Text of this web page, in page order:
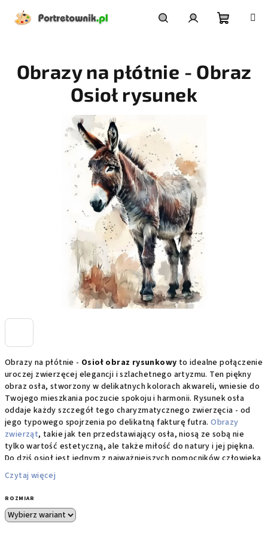
się
Obrazy na płótnie - Osioł obraz rysunkowy to idealne połączenie
uroczej zwierzęcej elegancji i szlachetnego artyzmu. Ten piękny
obraz osła, stworzony w delikatnych kolorach akwareli, wniesie do
Twojego mieszkania poczucie spokoju i harmonii. Rysunek osła
oddaje każdy szczegół tego charyzmatycznego zwierzęcia - od
jego typowego spojrzenia po delikatną fakturę futra.Obrazy
zwierząt, takie jak ten przedstawiający osła, niosą ze sobą nie
tylko wartość estetyczną, ale także miłość do natury i jej piękna.
Do dziś osioł jest jednym z najważniejszych pomocników człowieka
w wielu krajach.
Naszeobrazy na płótnie
wysokiej jakości płótnie malarskim, które gwarantuje długą
żywotność i niesamowite nasycenie kolorów. Obraz osiołka to
Czytaj więcej
ROZMIAR
Obrazy na płótnie - Obraz
Osioł rysunek